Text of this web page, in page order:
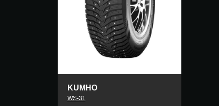
KUMHO
WS-31